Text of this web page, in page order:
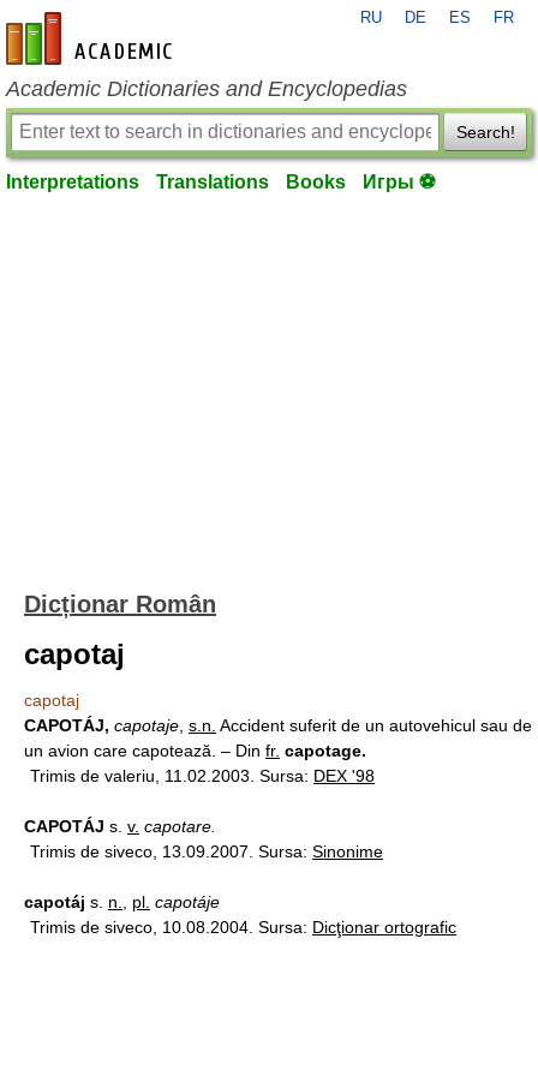
en-academic.com
RU DE ES FR
Academic Dictionaries and Encyclopedias
Search!
Interpretations Translations Books Игры ⚽
Dicționar Român
capotaj
capotaj
CAPOTÁJ, capotaje s.n. Accident suferit de un autovehicul sau de
un avion care capotează. – Din fr. capotage.
Trimis de valeriu, 11.02.2003. Sursa: DEX '98
CAPOTÁJ s. v. capotare.
Trimis de siveco, 13.09.2007. Sursa: Sinonime
capotáj s. n. pl. capotáje
Trimis de siveco, 10.08.2004. Sursa: Dicţionar ortografic